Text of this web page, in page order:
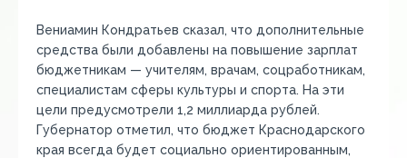
Вениамин Кондратьев сказал, что дополнительные
средства были добавлены на повышение зарплат
бюджетникам — учителям, врачам, соцработникам,
специалистам сферы культуры и спорта. На эти
цели предусмотрели 1,2 миллиарда рублей.
Губернатор отметил, что бюджет Краснодарского
края всегда будет социально ориентированным,